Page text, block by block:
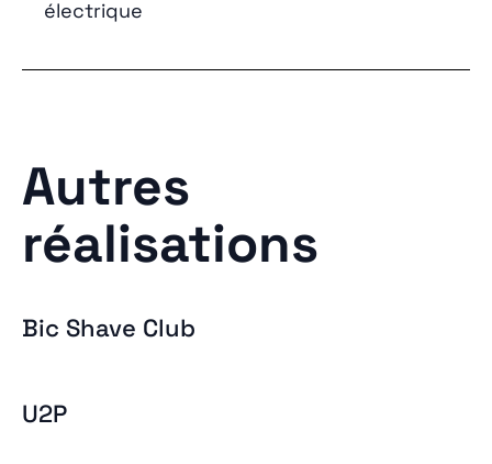
électrique
Autres
réalisations
Bic Shave Club
U2P